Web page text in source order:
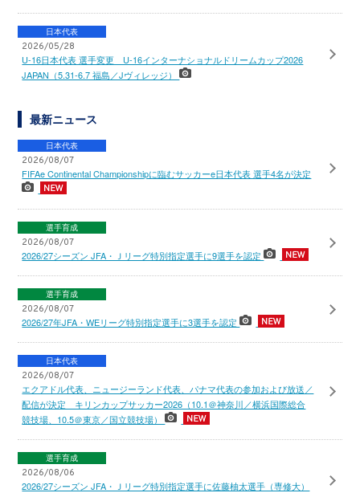
日本代表
2026/05/28
U-16日本代表 選手変更 U-16インターナショナルドリームカップ2026
JAPAN（5.31-6.7 福島／Jヴィレッジ）
最新ニュース
日本代表
2026/08/07
FIFAe Continental Championshipに臨むサッカーe日本代表 選手4名が決定
選手育成
2026/08/07
2026/27シーズン JFA・Ｊリーグ特別指定選手に9選手を認定
選手育成
2026/08/07
2026/27年JFA・WEリーグ特別指定選手に3選手を認定
日本代表
2026/08/07
エクアドル代表、ニュージーランド代表、パナマ代表の参加および放送／
配信が決定 キリンカップサッカー2026（10.1＠神奈川／横浜国際総合
競技場、10.5＠東京／国立競技場）
選手育成
2026/08/06
2026/27シーズン JFA・Ｊリーグ特別指定選手に佐藤柚太選手（専修大）